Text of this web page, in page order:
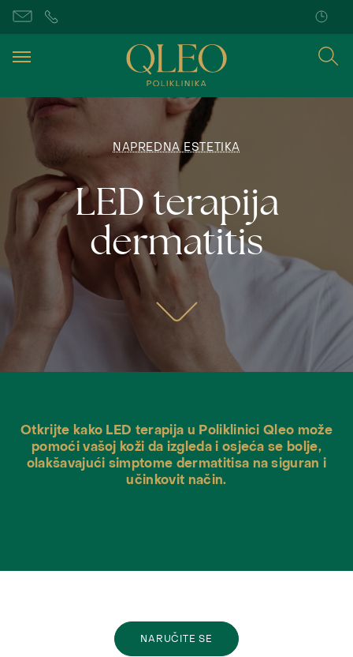
NAPREDNA ESTETIKA
LED terapija
dermatitis
Otkrijte kako LED terapija u Poliklinici Qleo može
pomoći vašoj koži da izgleda i osjeća se bolje,
olakšavajući simptome dermatitisa na siguran i
učinkovit način.
NARUČITE SE